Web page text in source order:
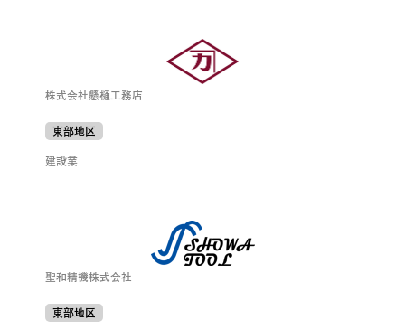
株式会社懸樋工務店
東部地区
建設業
聖和精機株式会社
東部地区